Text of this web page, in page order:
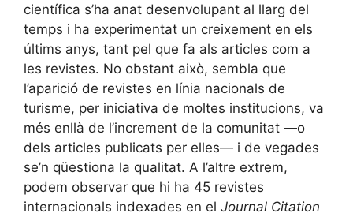
científica s’ha anat desenvolupant al llarg del
temps i ha experimentat un creixement en els
últims anys, tant pel que fa als articles com a
les revistes. No obstant això, sembla que
l’aparició de revistes en línia nacionals de
turisme, per iniciativa de moltes institucions, va
més enllà de l’increment de la comunitat —o
dels articles publicats per elles— i de vegades
se’n qüestiona la qualitat. A l’altre extrem,
podem observar que hi ha 45 revistes
internacionals indexades en el Journal Citation